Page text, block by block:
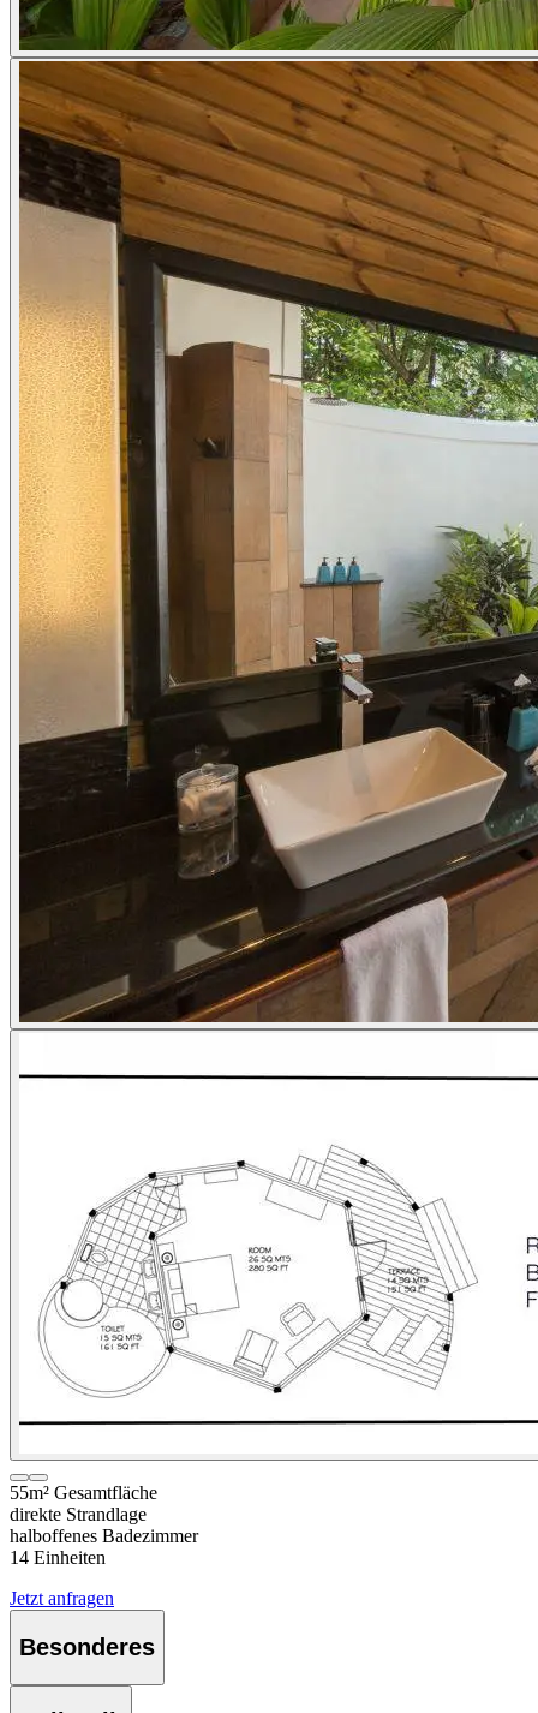
55m² Gesamtfläche
direkte Strandlage
halboffenes Badezimmer
14 Einheiten
Jetzt anfragen
Besonderes